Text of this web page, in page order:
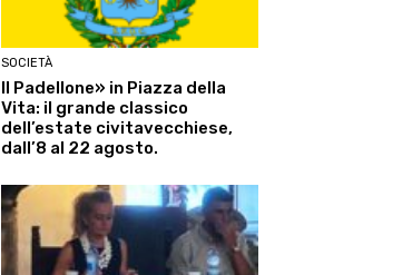
SOCIETÀ
Il Padellone» in Piazza della
Vita: il grande classico
dell’estate civitavecchiese,
dall’8 al 22 agosto.